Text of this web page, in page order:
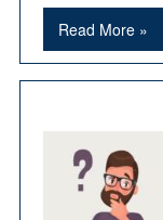
Read More »